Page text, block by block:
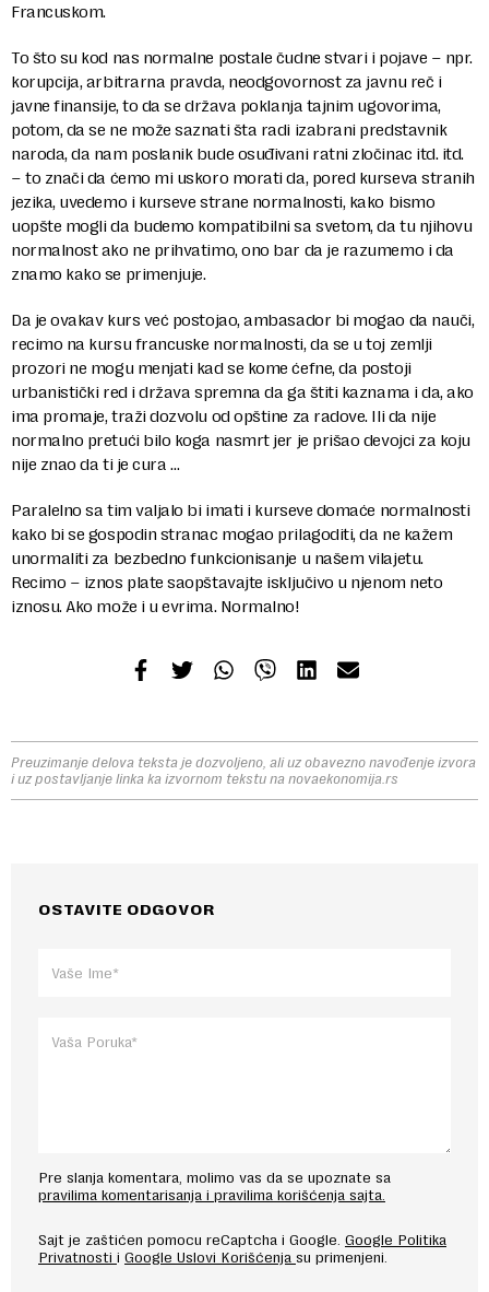
Francuskom.
To što su kod nas normalne postale čudne stvari i pojave – npr.
korupcija, arbitrarna pravda, neodgovornost za javnu reč i
javne finansije, to da se država poklanja tajnim ugovorima,
potom, da se ne može saznati šta radi izabrani predstavnik
naroda, da nam poslanik bude osuđivani ratni zločinac itd. itd.
– to znači da ćemo mi uskoro morati da, pored kurseva stranih
jezika, uvedemo i kurseve strane normalnosti, kako bismo
uopšte mogli da budemo kompatibilni sa svetom, da tu njihovu
normalnost ako ne prihvatimo, ono bar da je razumemo i da
znamo kako se primenjuje.
Da je ovakav kurs već postojao, ambasador bi mogao da nauči,
recimo na kursu francuske normalnosti, da se u toj zemlji
prozori ne mogu menjati kad se kome ćefne, da postoji
urbanistički red i država spremna da ga štiti kaznama i da, ako
ima promaje, traži dozvolu od opštine za radove. Ili da nije
normalno pretući bilo koga nasmrt jer je prišao devojci za koju
nije znao da ti je cura …
Paralelno sa tim valjalo bi imati i kurseve domaće normalnosti
kako bi se gospodin stranac mogao prilagoditi, da ne kažem
unormaliti za bezbedno funkcionisanje u našem vilajetu.
Recimo – iznos plate saopštavajte isključivo u njenom neto
iznosu. Ako može i u evrima. Normalno!
Preuzimanje delova teksta je dozvoljeno, ali uz obavezno navođenje izvora
i uz postavljanje linka ka izvornom tekstu na novaekonomija.rs
OSTAVITE ODGOVOR
Pre slanja komentara, molimo vas da se upoznate sa
pravilima komentarisanja i pravilima korišćenja sajta.
Sajt je zaštićen pomocu reCaptcha i Google. Google Politika
Privatnosti i Google Uslovi Korišćenja su primenjeni.